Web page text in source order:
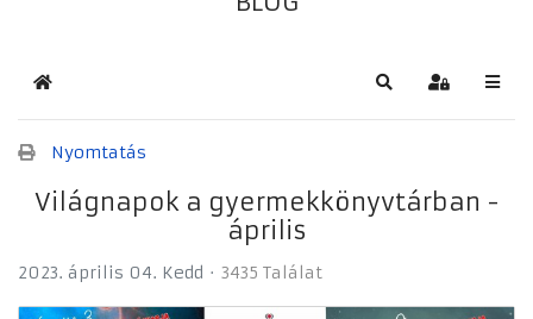
Kezdőlap Keresés
Nyomtatás
Világnapok a gyermekkönyvtárban -
április
2023. április 04. Kedd 3435 Találat